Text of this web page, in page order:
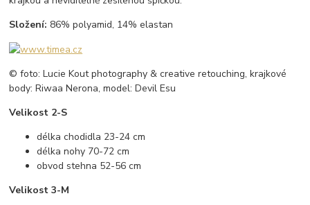
Složení: 86% polyamid, 14% elastan
© foto: Lucie Kout photography & creative retouching, krajkové
body: Riwaa Nerona, model: Devil Esu
Velikost 2-S
délka chodidla 23-24 cm
délka nohy 70-72 cm
obvod stehna 52-56 cm
Velikost 3-M